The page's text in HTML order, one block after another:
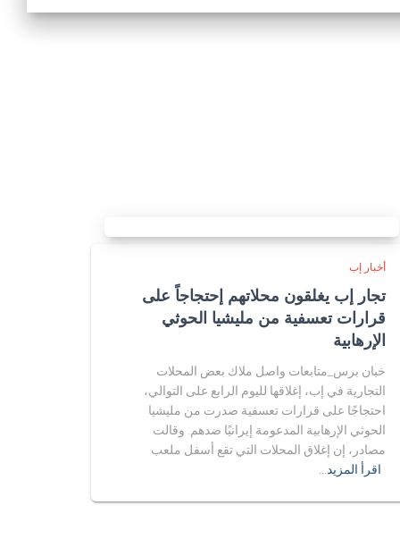
أخبار إب
تجار إب يغلقون محلاتهم إحتجاجاً على
قرارات تعسفية من مليشيا الحوثي
الإرهابية
خبان برس_متابعات واصل ملاك بعض المحلات
التجارية في إب، إغلاقها لليوم الرابع على التوالي،
احتجاجًا على قرارات تعسفية صدرت من مليشيا
الحوثي الإرهابية المدعومة إيرانيًا ضدهم. وقالت
مصادر، إن إغلاق المحلات التي تقع أسفل ملعب
اقرأ المزيد…